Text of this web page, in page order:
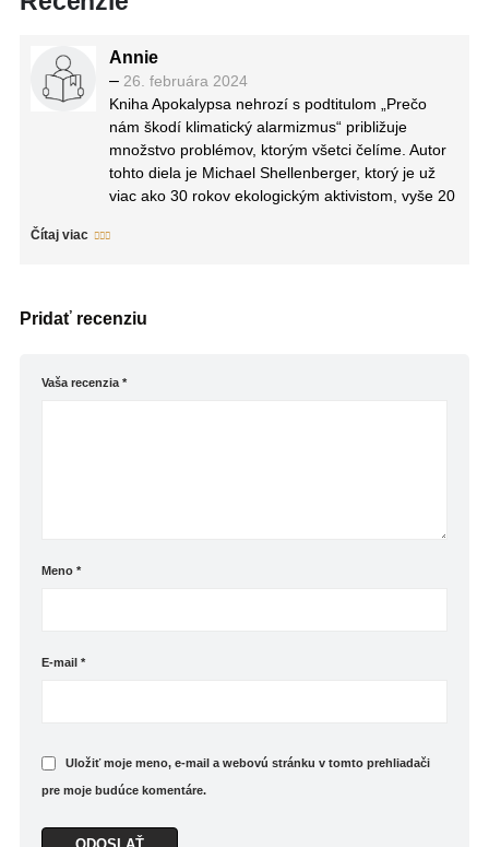
Annie
– 26. februára 2024
Kniha Apokalypsa nehrozí s podtitulom „Prečo
nám škodí klimatický alarmizmus“ približuje
množstvo problémov, ktorým všetci čelíme. Autor
tohto diela je Michael Shellenberger, ktorý je už
viac ako 30 rokov ekologickým aktivistom, vyše 20
krajinách sveta na rôznych kontinentoch. Dotýka
goríl a iných živočíšnych druhov a iné. Viac ako
Čítaj viac
Pridať recenziu
Vaša recenzia*
Meno*
E-mail*
Uložiť moje meno, e-mail a webovú stránku v tomto prehliadači
pre moje budúce komentáre.